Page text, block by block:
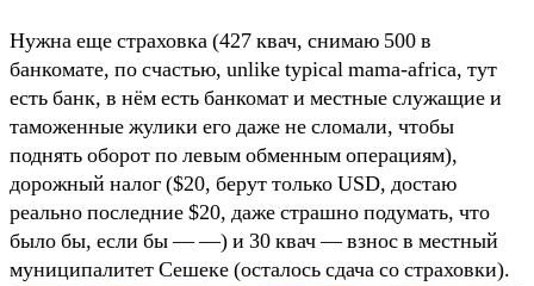
Нужна еще страховка (427 квач, снимаю 500 в
банкомате, по счастью, unlike typical mama-africa, тут
есть банк, в нём есть банкомат и местные служащие и
таможенные жулики его даже не сломали, чтобы
поднять оборот по левым обменным операциям),
дорожный налог ($20, берут только USD, достаю
реально последние $20, даже страшно подумать, что
было бы, если бы — —) и 30 квач — взнос в местный
муниципалитет Сешеке (осталось сдача со страховки).